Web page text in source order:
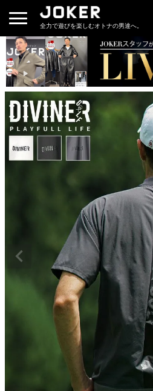
全力で遊びを楽しむオトナの男達へ。